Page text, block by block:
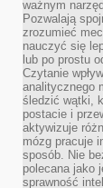
ważnym
Pozwalają
zrozumieć
nauczyć się
lub po prostu
Czytanie
analitycznego
śledzić wątki,
postacie i
aktywizuje
mózg pracuje
sposób. Nie
polecana jako
sprawność